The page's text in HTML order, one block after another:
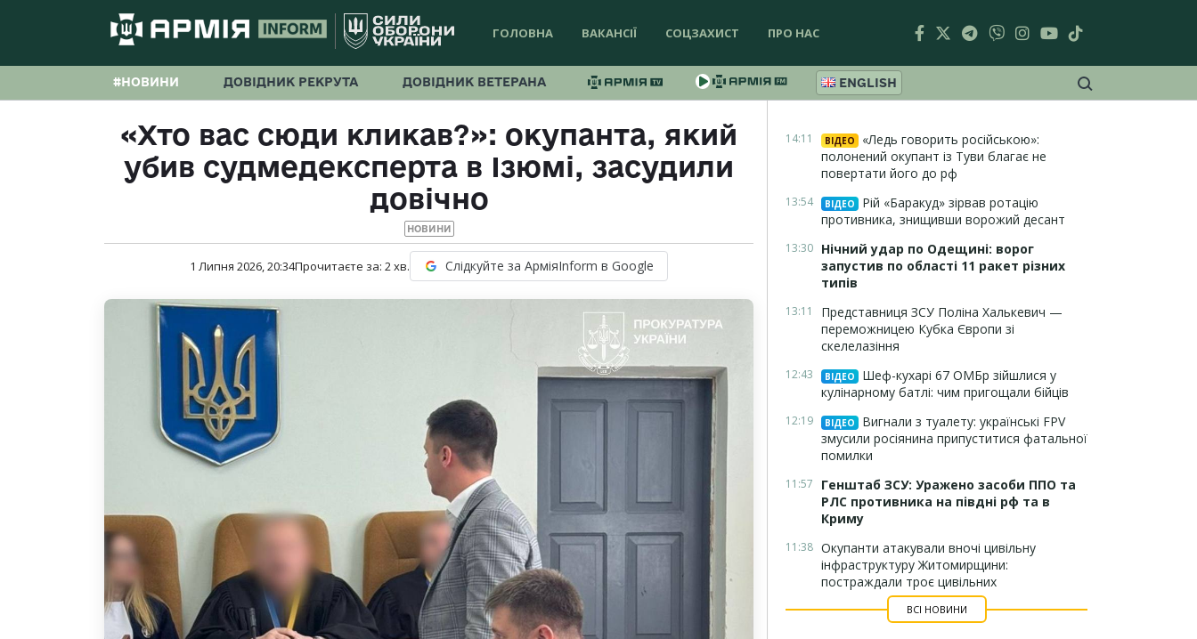
ГОЛОВНА ВАКАНСІЇ СОЦЗАХИСТ ПРО НАС
#НОВИНИ ДОВІДНИК РЕКРУТА ДОВІДНИК ВЕТЕРАНА ENGLISH
«Хто вас сюди кликав?»: окупанта, який
убив судмедексперта в Ізюмі, засудили
довічно
НОВИНИ
1 Липня 2026, 20:34Прочитаєте за: 2хв. Слідкуйте за АрміяInform в Google
14:11 ВІДЕО
«Ледь говорить російською»:
полонений окупант із Туви благає не
повертати його до рф
13:54 ВІДЕО
Рій «Баракуд» зірвав ротацію
противника, знищивши ворожий десант
13:30 Нічний удар по Одещині: ворог
запустив по області 11 ракет різних
типів
13:11
Представниця ЗСУ Поліна Халькевич —
переможницею Кубка Європи зі
скелелазіння
12:43 ВІДЕО
Шеф-кухарі 67 ОМБр зійшлися у
кулінарному батлі: чим пригощали бійців
12:19 ВІДЕО
Вигнали з туалету: українські FPV
змусили росіянина припуститися фатальної
помилки
11:57
Генштаб ЗСУ: Уражено засоби ППО та
РЛС противника на півдні рф та в
Криму
11:38 Окупанти атакували вночі цивільну
інфраструктуру Житомирщини:
постраждали троє цивільних
ВСІ НОВИНИ